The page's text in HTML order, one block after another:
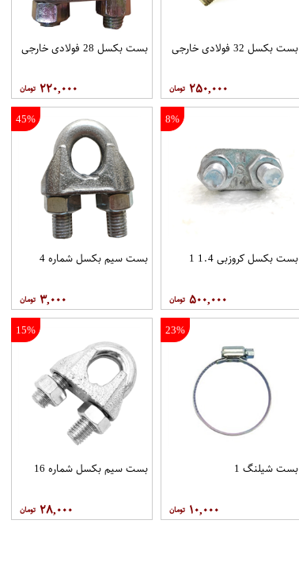
بست بکسل 32 فولادی خارجی
۲۵۰,۰۰۰
بست بکسل 28 فولادی خارجی
۲۲۰,۰۰۰
8%
بست بکسل کروزبی 1.4 1
۵۰۰,۰۰۰
45%
بست سیم بکسل شماره 4
۳,۰۰۰
23%
بست شیلنگ 1
۱۰,۰۰۰
15%
بست سیم بکسل شماره 16
۲۸,۰۰۰